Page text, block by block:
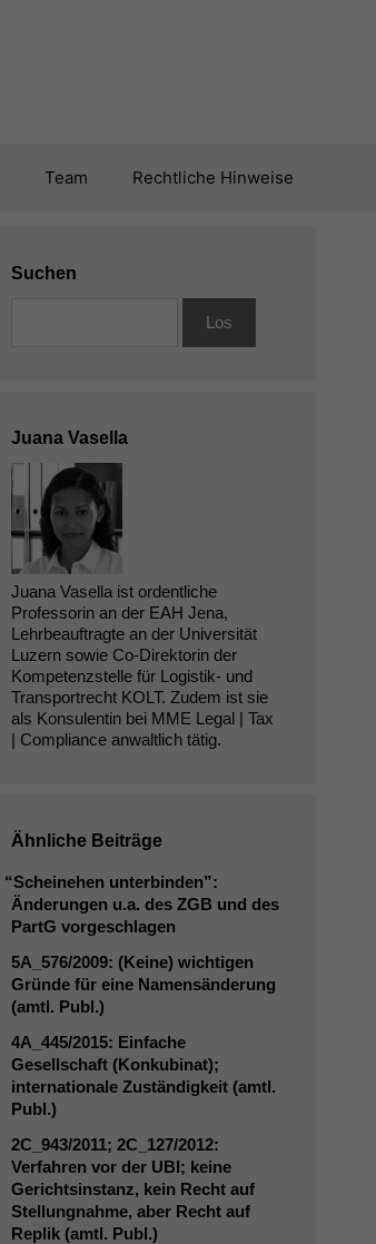
Team Rechtliche Hinweise
Suchen
Juana Vasella
Juana Vasella ist ordentliche
Professorin an der EAH Jena,
Lehrbeauftragte an der Universität
Luzern sowie Co-Direktorin der
Kompetenzstelle für Logistik- und
Transportrecht KOLT. Zudem ist sie
als Konsulentin bei MME Legal | Tax
| Compliance anwaltlich tätig.
Ähnliche Beiträge
“Scheinehen unterbinden”:
Änderungen u.a. des ZGB und des
PartG vorgeschlagen
5A_576/2009: (Keine) wichtigen
Gründe für eine Namensänderung
(amtl. Publ.)
4A_445/2015: Einfache
Gesellschaft (Konkubinat);
internationale Zuständigkeit (amtl.
Publ.)
2C_943/2011; 2C_127/2012:
Verfahren vor der UBI; keine
Gerichtsinstanz, kein Recht auf
Stellungnahme, aber Recht auf
Replik (amtl. Publ.)